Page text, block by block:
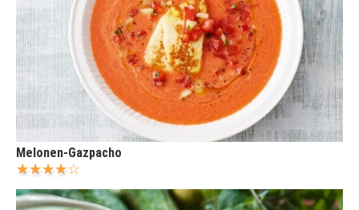
Melonen-Gazpacho